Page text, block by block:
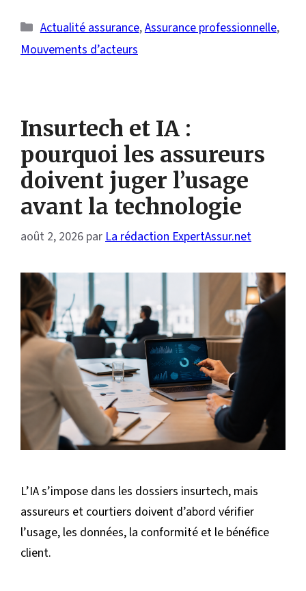
Catégories
Actualité assurance,Assurance professionnelle,
Mouvements d’acteurs
Insurtech et IA :
pourquoi les assureurs
doivent juger l’usage
avant la technologie
août 2, 2026 parLa rédaction ExpertAssur.net
L’IA s’impose dans les dossiers insurtech, mais
assureurs et courtiers doivent d’abord vérifier
l’usage, les données, la conformité et le bénéfice
client.